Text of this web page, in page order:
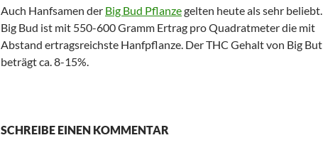
Auch Hanfsamen der Big Bud Pflanzegelten heute als sehr beliebt.
Big Bud ist mit 550-600 Gramm Ertrag pro Quadratmeter die mit
Abstand ertragsreichste Hanfpflanze. Der THC Gehalt von Big But
beträgt ca. 8-15%.
SCHREIBE EINEN KOMMENTAR